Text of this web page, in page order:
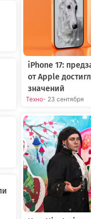
iPhone 17:
от Apple
значений
Техно- 23 сентября